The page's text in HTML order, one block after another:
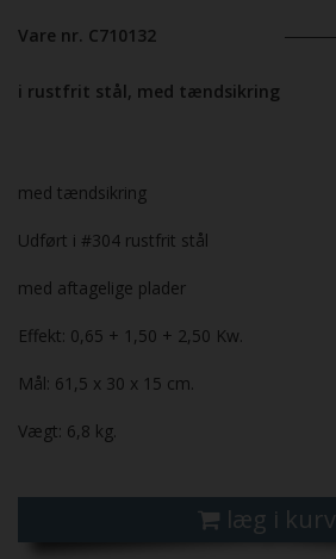
Vare nr. C710132
i rustfrit stål, med tændsikring
med tændsikring
Udført i #304 rustfrit stål
med aftagelige plader
Effekt: 0,65 + 1,50 + 2,50 Kw.
Mål: 61,5 x 30 x 15 cm.
Vægt: 6,8 kg.
læg i kurv